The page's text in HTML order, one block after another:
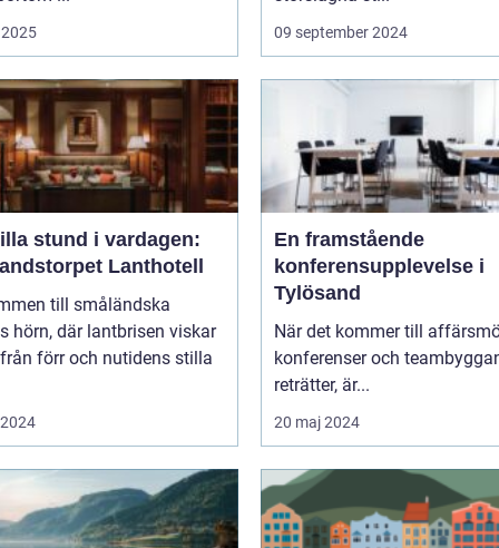
09 september 2024
stund i vardagen:
Lanthotell
till småländska
hörn, där lantbrisen viskar
förr och nutidens stilla
En framstående
konferensupplevelse i
Tylösand
När det kommer till
konferenser och
reträtter, är...
20 maj 2024